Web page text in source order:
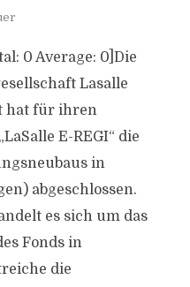
0 Average: 0]Die
Lasalle
hat für ihren
E-REGI“ die
in
abgeschlossen.
es sich um das
Fonds in
die